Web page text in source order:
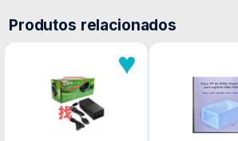
Produtos relacionados
♥